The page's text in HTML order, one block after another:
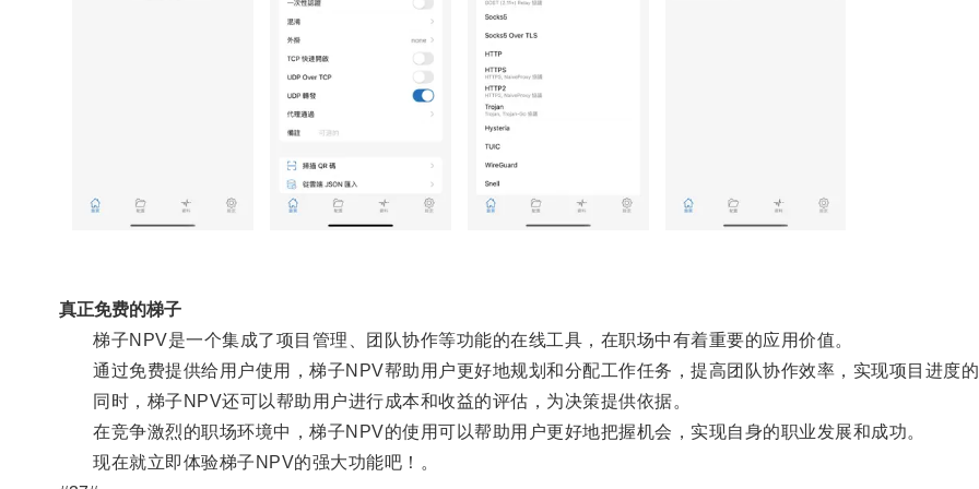
真正免费的梯子
梯子NPV是一个集成了项目管理、团队协作等功能的在线工具，在职场中有着重要的应用价值。
通过免费提供给用户使用，梯子NPV帮助用户更好地规划和分配工作任务，提高团队协作效率，实现项目进度的
同时，梯子NPV还可以帮助用户进行成本和收益的评估，为决策提供依据。
在竞争激烈的职场环境中，梯子NPV的使用可以帮助用户更好地把握机会，实现自身的职业发展和成功。
现在就立即体验梯子NPV的强大功能吧！。